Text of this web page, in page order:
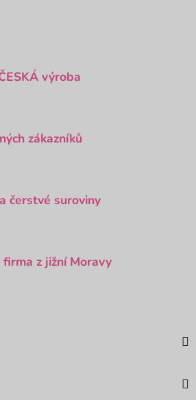
výroba
zákazníků
čerstvé suroviny
firma z jižní Moravy